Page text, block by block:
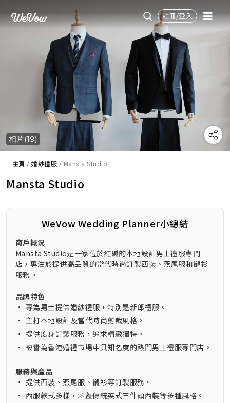
註冊/登入
相片(19)
主頁 /婚紗禮服 / Mansta Studio
Mansta Studio
WeVow Wedding Planner小總結
商戶概況
Mansta Studio是一家位於紅磡的本地設計男士禮服專門
店，專注於提供高品質的當代時尚訂製西裝、燕尾服和襯衫
服務。
品牌特色
• 專為男士提供婚紗禮服，特別是新郎禮服。
• 主打本地設計及當代時尚剪裁風格。
• 提供度身訂製服務，追求精緻獨特。
• 被譽為香港婚禮市場中具知名度的熱門男士禮服專門店。
服務與產品
• 提供西裝、燕尾服、襯衫等訂製服務。
• 西服款式多樣，涵蓋傳統英式三件頭西裝等多種風格。